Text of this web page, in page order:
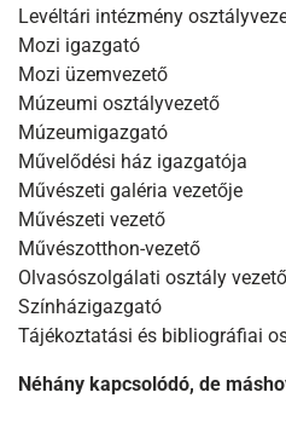
Levéltári intézmény
Mozi igazgató
Mozi üzemvezető
Múzeumi osztályvezető
Múzeumigazgató
Művelődési ház igazgatója
Művészeti galéria vezetője
Művészeti vezető
Művészotthon-vezető
Olvasószolgálati osztály
Színházigazgató
Tájékoztatási és bibliográfiai
Néhány kapcsolódó, de